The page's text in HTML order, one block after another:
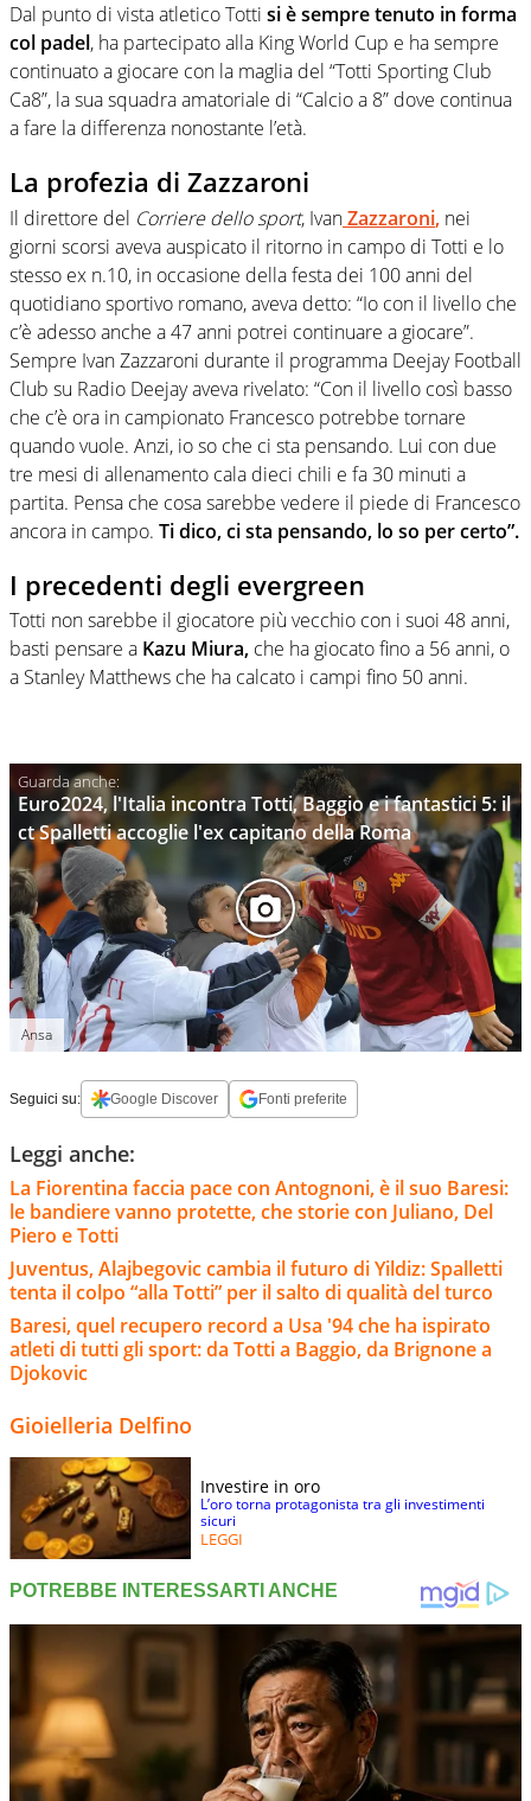
Dal punto di vista atletico Totti si è sempre tenuto in forma
col padel, ha partecipato alla King World Cup e ha sempre
continuato a giocare con la maglia del “Totti Sporting Club
Ca8”, la sua squadra amatoriale di “Calcio a 8” dove continua
a fare la differenza nonostante l’età.
La profezia di Zazzaroni
Il direttore del Corriere dello sport, IvanZazzaroni, nei
giorni scorsi aveva auspicato il ritorno in campo di Totti e lo
stesso ex n.10, in occasione della festa dei 100 anni del
quotidiano sportivo romano, aveva detto: “Io con il livello che
c’è adesso anche a 47 anni potrei continuare a giocare”.
Sempre Ivan Zazzaroni durante il programma Deejay Football
Club su Radio Deejay aveva rivelato: “Con il livello così basso
che c’è ora in campionato Francesco potrebbe tornare
quando vuole. Anzi, io so che ci sta pensando. Lui con due
tre mesi di allenamento cala dieci chili e fa 30 minuti a
partita. Pensa che cosa sarebbe vedere il piede di Francesco
ancora in campo. Ti dico, ci sta pensando, lo so per certo”.
I precedenti degli evergreen
Totti non sarebbe il giocatore più vecchio con i suoi 48 anni,
basti pensare a Kazu Miura, che ha giocato fino a 56 anni, o
a Stanley Matthews che ha calcato i campi fino 50 anni.
Euro2024, l'Italia incontra Totti, Baggio e i fantastici 5: il
ct Spalletti accoglie l'ex capitano della Roma
Ansa
Seguici su: Google Discover Fonti preferite
Leggi anche:
La Fiorentina faccia pace con Antognoni, è il suo Baresi:
le bandiere vanno protette, che storie con Juliano, Del
Piero e Totti
Juventus, Alajbegovic cambia il futuro di Yildiz: Spalletti
tenta il colpo “alla Totti” per il salto di qualità del turco
Baresi, quel recupero record a Usa '94 che ha ispirato
atleti di tutti gli sport: da Totti a Baggio, da Brignone a
Djokovic
Gioielleria Delfino
Investire in oro
L’oro torna protagonista tra gli investimenti
sicuri
LEGGI